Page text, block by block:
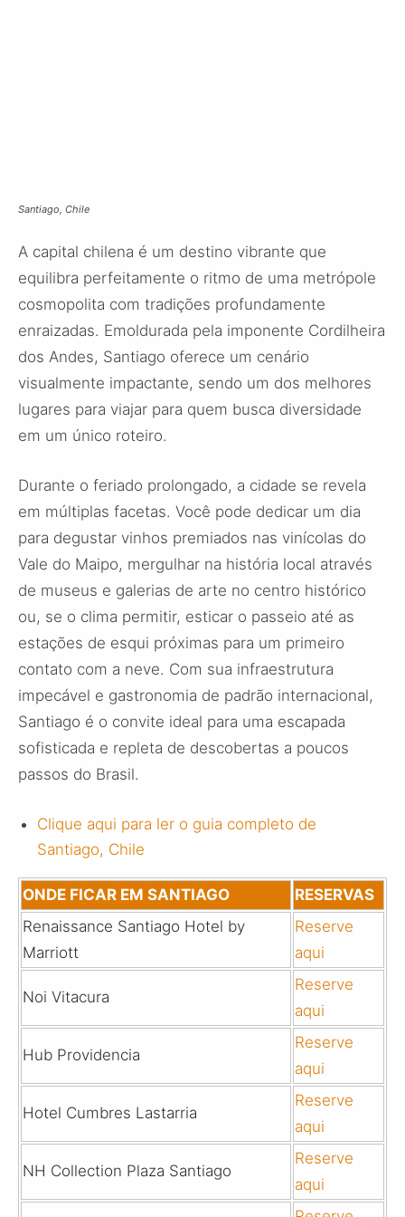
Santiago, Chile
A capital chilena é um destino vibrante que
equilibra perfeitamente o ritmo de uma metrópole
cosmopolita com tradições profundamente
enraizadas. Emoldurada pela imponente Cordilheira
dos Andes, Santiago oferece um cenário
visualmente impactante, sendo um dos melhores
lugares para viajar para quem busca diversidade
em um único roteiro.
Durante o feriado prolongado, a cidade se revela
em múltiplas facetas. Você pode dedicar um dia
para degustar vinhos premiados nas vinícolas do
Vale do Maipo, mergulhar na história local através
de museus e galerias de arte no centro histórico
ou, se o clima permitir, esticar o passeio até as
estações de esqui próximas para um primeiro
contato com a neve. Com sua infraestrutura
impecável e gastronomia de padrão internacional,
Santiago é o convite ideal para uma escapada
sofisticada e repleta de descobertas a poucos
passos do Brasil.
Clique aqui para ler o guia completo de
Santiago, Chile
ONDE FICAR EM SANTIAGO
RESERVAS
Renaissance Santiago Hotel by
Marriott
Reserve
aqui
Noi Vitacura
Reserve
aqui
Hub Providencia
Reserve
aqui
Hotel Cumbres Lastarria
Reserve
aqui
NH Collection Plaza Santiago
Reserve
aqui